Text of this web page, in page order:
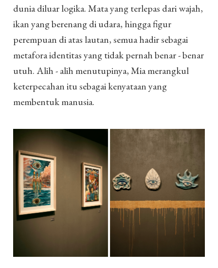
dunia diluar logika. Mata yang terlepas dari wajah,
ikan yang berenang di udara, hingga figur
perempuan di atas lautan, semua hadir sebagai
metafora identitas yang tidak pernah benar - benar
utuh. Alih - alih menutupinya, Mia merangkul
keterpecahan itu sebagai kenyataan yang
membentuk manusia.